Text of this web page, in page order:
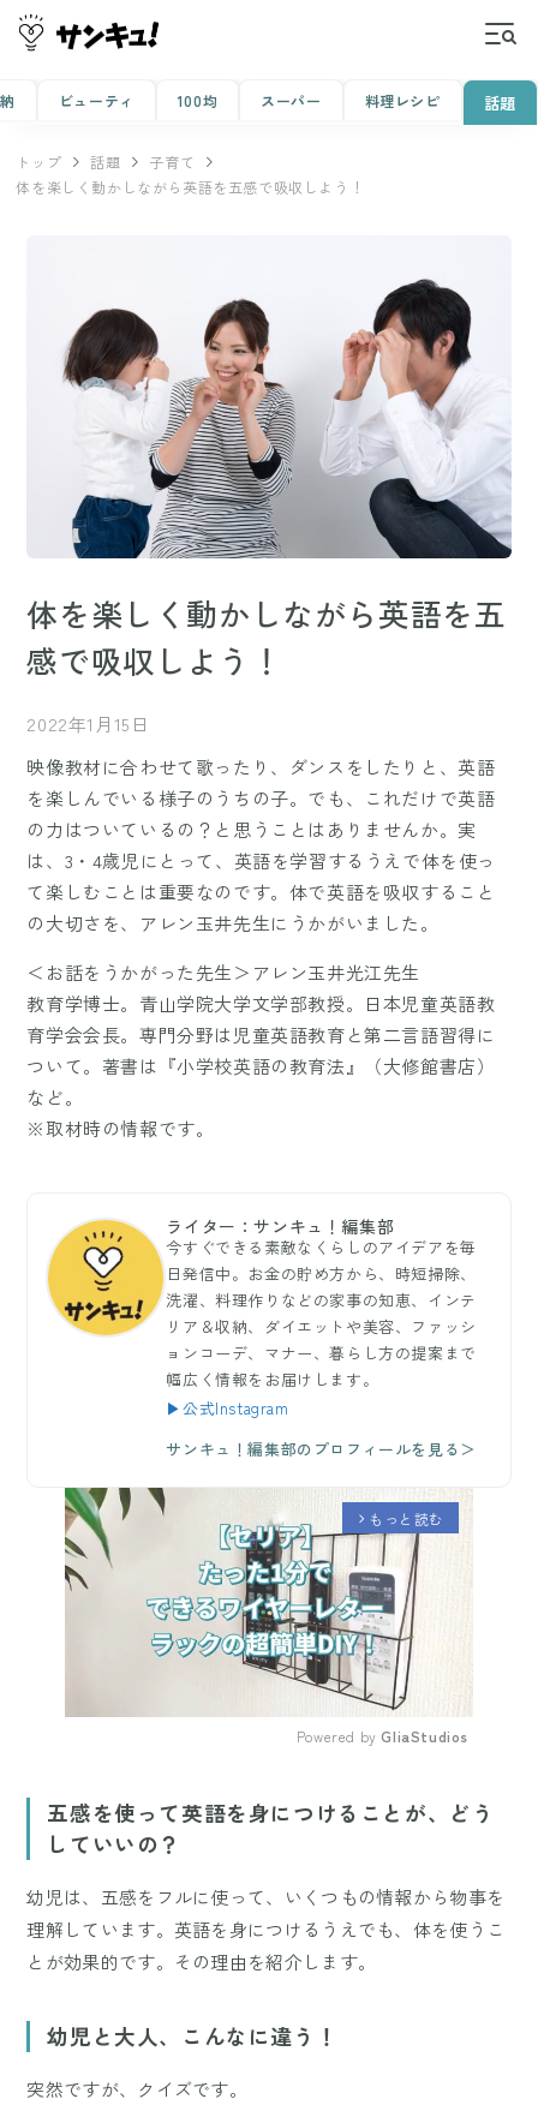
ビューティ 100均 スーパー 料理レシピ 話題
トップ 話題
子育て
体を楽しく動かしながら英語を五感で吸収しよう！
体を楽しく動かしながら英語を五
感で吸収しよう！
2022年1月15日
映像教材に合わせて歌ったり、ダンスをしたりと、英語
を楽しんでいる様子のうちの子。でも、これだけで英語
の力はついているの？と思うことはありませんか。実
は、3・4歳児にとって、英語を学習するうえで体を使っ
て楽しむことは重要なのです。体で英語を吸収すること
の大切さを、アレン玉井先生にうかがいました。
＜お話をうかがった先生＞アレン玉井光江先生
教育学博士。青山学院大学文学部教授。日本児童英語教
育学会会長。専門分野は児童英語教育と第二言語習得に
ついて。著書は『小学校英語の教育法』（大修館書店）
など。
※取材時の情報です。
ライター：サンキュ！編集部
今すぐできる素敵なくらしのアイデアを毎
日発信中。お金の貯め方から、時短掃除、
洗濯、料理作りなどの家事の知恵、インテ
リア＆収納、ダイエットや美容、ファッシ
ョンコーデ、マナー、暮らし方の提案まで
幅広く情報をお届けします。
▶公式Instagram
サンキュ！編集部のプロフィールを見る＞
arrow_forward_ios もっと読む
Powered by GliaStudios
五感を使って英語を身につけることが、どう
していいの？
幼児は、五感をフルに使って、いくつもの情報から物事を
理解しています。英語を身につけるうえでも、体を使うこ
とが効果的です。その理由を紹介します。
幼児と大人、こんなに違う！
突然ですが、クイズです。